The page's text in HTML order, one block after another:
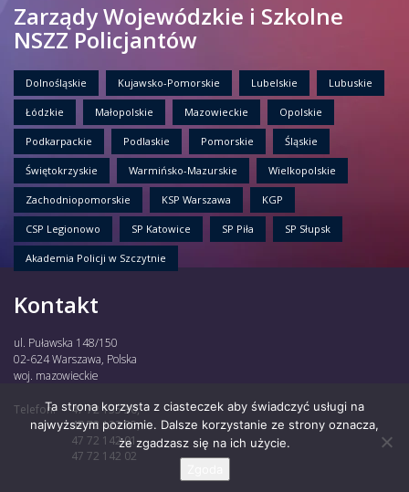
Zarządy Wojewódzkie i Szkolne
NSZZ Policjantów
Dolnośląskie Kujawsko-Pomorskie Lubelskie Lubuskie
Łódzkie Małopolskie Mazowieckie Opolskie
Podkarpackie Podlaskie Pomorskie Śląskie
Świętokrzyskie Warmińsko-Mazurskie Wielkopolskie
Zachodniopomorskie KSP Warszawa KGP
CSP Legionowo SP Katowice SP Piła SP Słupsk
Akademia Policji w Szczytnie
Kontakt
ul. Puławska 148/150
02-624 Warszawa, Polska
woj. mazowieckie
Telefon:
47 72 135 30,
47 72 122 85,
47 72 142 01,
47 72 142 02
Ta strona korzysta z ciasteczek aby świadczyć usługi na
najwyższym poziomie. Dalsze korzystanie ze strony oznacza,
że zgadzasz się na ich użycie.